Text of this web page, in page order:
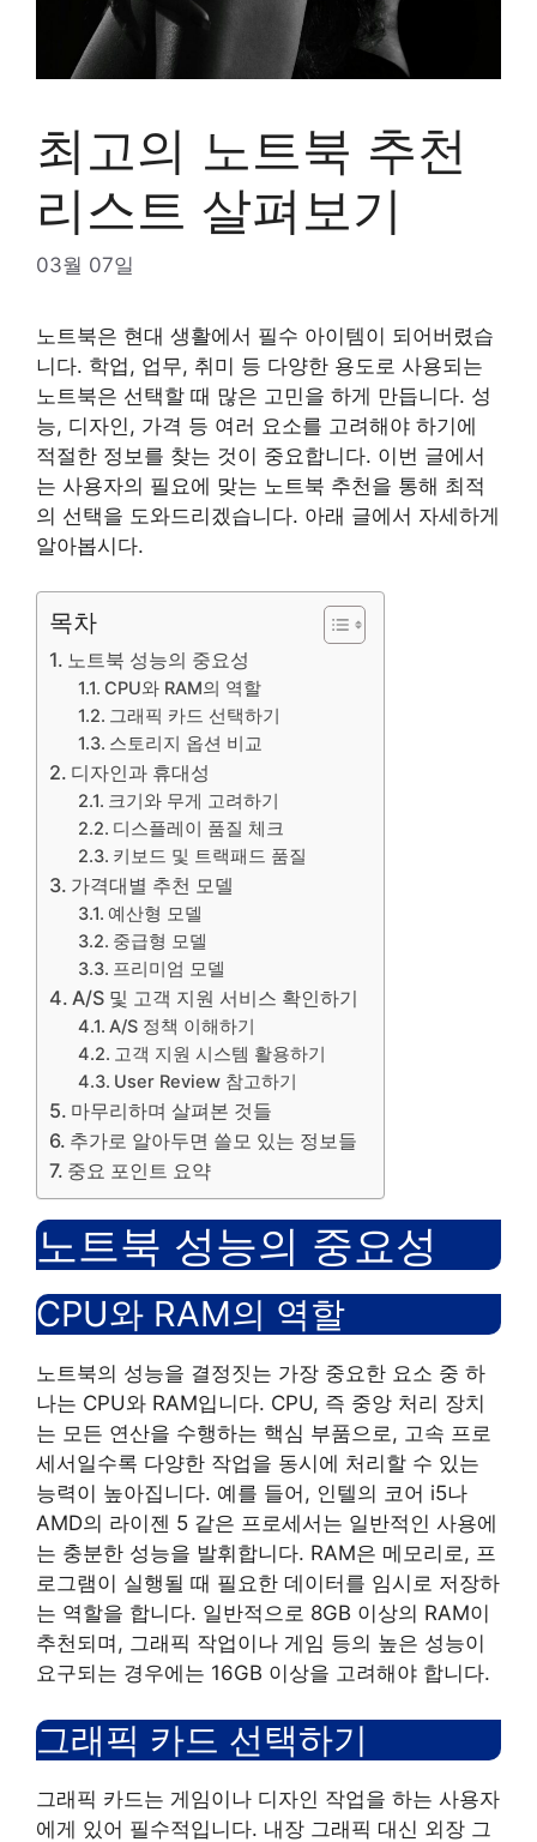
최고의 노트북 추천
리스트 살펴보기
03월 07일
노트북은 현대 생활에서 필수 아이템이 되어버렸습
니다. 학업, 업무, 취미 등 다양한 용도로 사용되는
노트북은 선택할 때 많은 고민을 하게 만듭니다. 성
능, 디자인, 가격 등 여러 요소를 고려해야 하기에
적절한 정보를 찾는 것이 중요합니다. 이번 글에서
는 사용자의 필요에 맞는 노트북 추천을 통해 최적
의 선택을 도와드리겠습니다. 아래 글에서 자세하게
알아봅시다.
목차
노트북 성능의 중요성
CPU와 RAM의 역할
그래픽 카드 선택하기
스토리지 옵션 비교
디자인과 휴대성
크기와 무게 고려하기
디스플레이 품질 체크
키보드 및 트랙패드 품질
가격대별 추천 모델
예산형 모델
중급형 모델
프리미엄 모델
A/S 및 고객 지원 서비스 확인하기
A/S 정책 이해하기
고객 지원 시스템 활용하기
User Review 참고하기
마무리하며 살펴본 것들
추가로 알아두면 쓸모 있는 정보들
중요 포인트 요약
노트북 성능의 중요성
CPU와 RAM의 역할
노트북의 성능을 결정짓는 가장 중요한 요소 중 하
나는 CPU와 RAM입니다. CPU, 즉 중앙 처리 장치
는 모든 연산을 수행하는 핵심 부품으로, 고속 프로
세서일수록 다양한 작업을 동시에 처리할 수 있는
능력이 높아집니다. 예를 들어, 인텔의 코어 i5나
AMD의 라이젠 5 같은 프로세서는 일반적인 사용에
는 충분한 성능을 발휘합니다. RAM은 메모리로, 프
로그램이 실행될 때 필요한 데이터를 임시로 저장하
는 역할을 합니다. 일반적으로 8GB 이상의 RAM이
추천되며, 그래픽 작업이나 게임 등의 높은 성능이
요구되는 경우에는 16GB 이상을 고려해야 합니다.
그래픽 카드 선택하기
그래픽 카드는 게임이나 디자인 작업을 하는 사용자
에게 있어 필수적입니다. 내장 그래픽 대신 외장 그